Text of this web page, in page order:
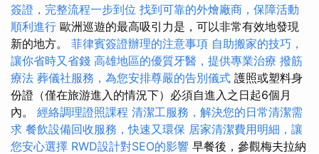
簽證，完整流程一步到位 找到可靠的外燴廠商，保障活動
順利進行 歐洲巡遊的最高吸引力是，可以非常有效地發現
新的地方。 菲律賓簽證辦理的注意事項 自助搬家的技巧，
讓你省時又省錢 高雄地區的優質牙醫，提供專業治療 撥筋
療法 葬儀社服務，為您安排尊嚴的告別儀式 護照或塑料身
份證（僅在旅游進入的情況下）必須自進入之日起6個月
內。 經絡調理證照課程 清潔工服務，解決您的日常清潔需
求 餐飲設備回收服務，快速又環保 居家清潔費用明細，讓
您安心選擇 RWD設計對SEO的影響 早餐後，參觀梅夫拉納